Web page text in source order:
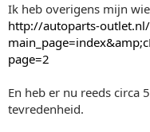
Ik heb overigens mijn
http://autoparts-
page=2
En heb er nu reeds circa
tevredenheid.